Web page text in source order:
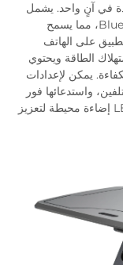
في آنٍ واحد. يشمل
النظام الإلكتروني للأريكة اتصالاً عبر تقنية Bluetooth، مما يسمح
على الهاتف
الطاقة ويحتوي
يمكن لإعدادات
واستدعائها فور
اللمس على زر. يوفر النظام المتكامل لإضاءة LED إضاءة محيطة لتعزيز